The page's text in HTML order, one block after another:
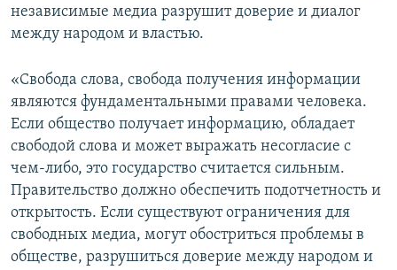
независимые медиа разрушит доверие и диалог
между народом и властью.
«Свобода слова, свобода получения информации
являются фундаментальными правами человека.
Если общество получает информацию, обладает
свободой слова и может выражать несогласие с
чем-либо, это государство считается сильным.
Правительство должно обеспечить подотчетность и
открытость. Если существуют ограничения для
свободных медиа, могут обостриться проблемы в
обществе, разрушиться доверие между народом и